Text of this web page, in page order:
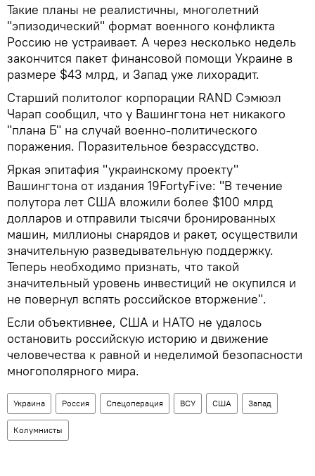
Такие планы не реалистичны, многолетний
"эпизодический" формат военного конфликта
Россию не устраивает. А через несколько недель
закончится пакет финансовой помощи Украине в
размере $43 млрд, и Запад уже лихорадит.
Старший политолог корпорации RAND Сэмюэл
Чарап сообщил, что у Вашингтона нет никакого
"плана Б" на случай военно-политического
поражения. Поразительное безрассудство.
Яркая эпитафия "украинскому проекту"
Вашингтона от издания 19FortyFive: "В течение
полутора лет США вложили более $100 млрд
долларов и отправили тысячи бронированных
машин, миллионы снарядов и ракет, осуществили
значительную разведывательную поддержку.
Теперь необходимо признать, что такой
значительный уровень инвестиций не окупился и
не повернул вспять российское вторжение".
Если объективнее, США и НАТО не удалось
остановить российскую историю и движение
человечества к равной и неделимой безопасности
многополярного мира.
Украина Россия Спецоперация ВСУ США Запад
Колумнисты